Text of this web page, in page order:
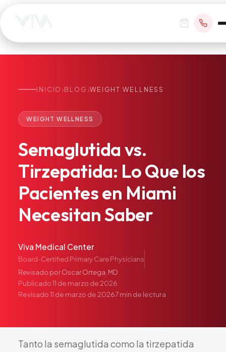
Atención Primaria
Atención el Mismo Día
Medicina Interna
Psiquiatría
Telemedicina
Salud del Adolescente
Tratamiento Hormonal
Medicina Concierge
Terapia IV
RESERVAR CITA
+1 305 209 0001
office@vivamedicalcenter.com
Lun–Vie 8:30AM–4:30PM · Sáb con cita
INICIO ›BLOG ›WEIGHT WELLNESS
WEIGHT WELLNESS
Semaglutida vs.
Tirzepatida: LoQue los
Pacientesen Miami
NecesitanSaber
Viva Medical Center
Board-Certified Primary Care Physicians
Revisado porOscar Ortega, MD
Publicado11 de marzo de 2026
Revisado11 de marzo de 20267min de lectura
Tanto la semaglutida como la tirzepatida